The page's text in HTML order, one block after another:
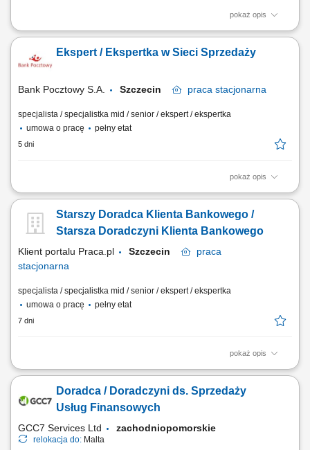
pokaż opis
Twój zakres obowiązków diagnozowanie potrzeb i oczekiwań Klientów,
sprzedażowych, kształtowanie pozytywnego wizerunku Banku poprzez
wysoką jakość obsługi, operacyjna obsługa Klientów detalicznych,
Ekspert / Ekspertka w Sieci Sprzedaży
Bank Pocztowy S.A. Szczecin praca stacjonarna
specjalista / specjalistka mid / senior / ekspert / ekspertka
umowa o pracę
pełny etat
5 dni
pokaż opis
Twój zakres obowiązków Diagnozowanie potrzeb i oczekiwań Klientów;
relacji; Realizacja celów sprzedażowych; Kształtowanie pozytywnego
wizerunku Banku poprzez wysoką jakość obsługi; Operacyjna obsługa
Starszy Doradca Klienta Bankowego /
Starsza Doradczyni Klienta Bankowego
Klient portalu Praca.pl Szczecin
praca
stacjonarna
specjalista / specjalistka mid / senior / ekspert / ekspertka
umowa o pracę
pełny etat
7 dni
pokaż opis
Analiza potrzeb finansowych klientów indywidualnych oraz sektora MŚP
nowych klientów oraz budowanie długoterminowych relacji
biznesowych; Sprzedaż produktów i usług bankowych, w tym funduszy
Doradca / Doradczyni ds. Sprzedaży
Usług Finansowych
GCC7 Services Ltd zachodniopomorskie
relokacja do: Malta